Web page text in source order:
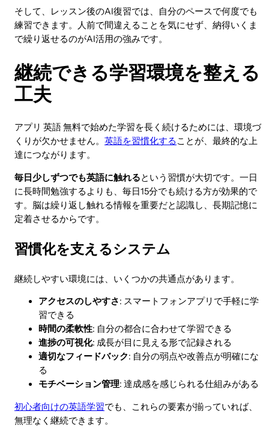
そして、レッスン後のAI復習では、自分のペースで何度でも
練習できます。人前で間違えることを気にせず、納得いくま
で繰り返せるのがAI活用の強みです。
継続できる学習環境を整える
工夫
アプリ 英語 無料で始めた学習を長く続けるためには、環境づ
くりが欠かせません。 英語を習慣化する ことが、最終的な上
達につながります。
毎日少しずつでも英語に触れるという習慣が大切です。一日
に長時間勉強するよりも、毎日15分でも続ける方が効果的で
す。脳は繰り返し触れる情報を重要だと認識し、長期記憶に
定着させるからです。
習慣化を支えるシステム
継続しやすい環境には、いくつかの共通点があります。
アクセスのしやすさ: スマートフォンアプリで手軽に学
習できる
時間の柔軟性: 自分の都合に合わせて学習できる
進捗の可視化: 成長が目に見える形で記録される
適切なフィードバック: 自分の弱点や改善点が明確にな
る
モチベーション管理: 達成感を感じられる仕組みがある
初心者向けの英語学習でも、これらの要素が揃っていれば、
無理なく継続できます。